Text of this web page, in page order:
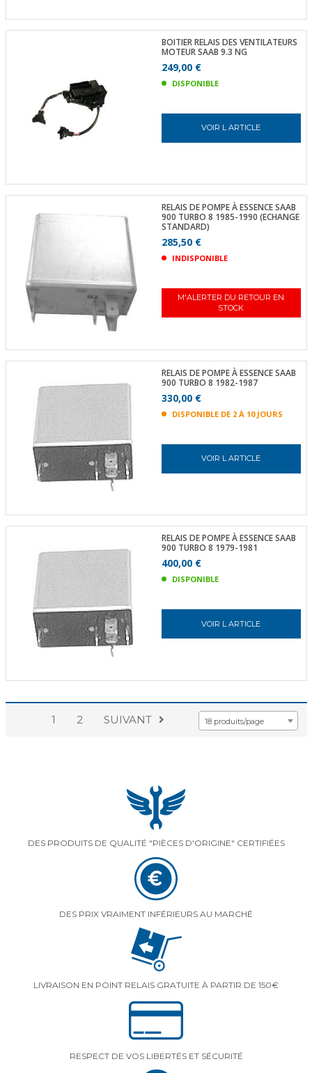
BOITIER RELAIS DES VENTILATEURS
MOTEUR SAAB 9.3 NG
249,00 €
DISPONIBLE
VOIR L ARTICLE
RELAIS DE POMPE À ESSENCE SAAB
900 TURBO 8 1985-1990 (ECHANGE
STANDARD)
285,50 €
INDISPONIBLE
M'ALERTER DU RETOUR EN
STOCK
RELAIS DE POMPE À ESSENCE SAAB
900 TURBO 8 1982-1987
330,00 €
DISPONIBLE DE 2 À 10 JOURS
VOIR L ARTICLE
RELAIS DE POMPE À ESSENCE SAAB
900 TURBO 8 1979-1981
400,00 €
DISPONIBLE
VOIR L ARTICLE
1 2 SUIVANT 18 produits/page
DES PRODUITS DE QUALITÉ "PIÈCES D'ORIGINE" CERTIFIÉES
DES PRIX VRAIMENT INFÉRIEURS AU MARCHÉ
LIVRAISON EN POINT RELAIS GRATUITE À PARTIR DE 150€
RESPECT DE VOS LIBERTÉS ET SÉCURITÉ